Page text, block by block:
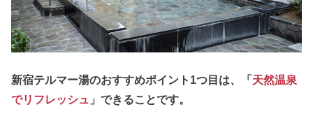
新宿テルマー湯のおすすめポイント1つ目は、「天然温泉
でリフレッシュ 」できることです。